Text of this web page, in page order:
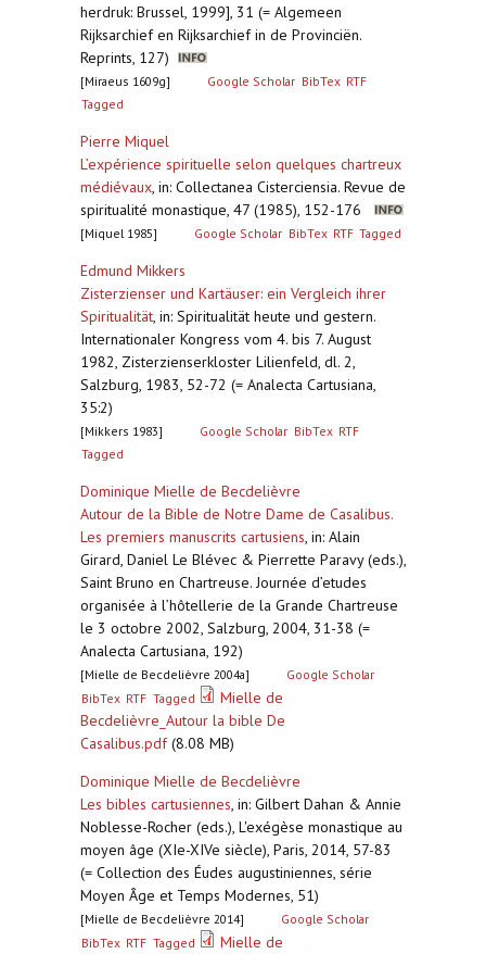
herdruk: Brussel, 1999], 31 (= Algemeen
Rijksarchief en Rijksarchief in de Provinciën.
Reprints, 127)
[Miraeus 1609g] Google Scholar BibTex RTF
Tagged
Pierre Miquel
L’expérience spirituelle selon quelques chartreux
médiévaux, in: Collectanea Cisterciensia. Revue de
spiritualité monastique, 47 (1985), 152-176
[Miquel 1985] Google Scholar BibTex RTF Tagged
Edmund Mikkers
Zisterzienser und Kartäuser: ein Vergleich ihrer
Spiritualität, in: Spiritualität heute und gestern.
Internationaler Kongress vom 4. bis 7. August
1982, Zisterzienserkloster Lilienfeld, dl. 2,
Salzburg, 1983, 52-72 (= Analecta Cartusiana,
35:2)
[Mikkers 1983] Google Scholar BibTex RTF
Tagged
Dominique Mielle de Becdelièvre
Autour de la Bible de Notre Dame de Casalibus.
Les premiers manuscrits cartusiens, in: Alain
Girard, Daniel Le Blévec & Pierrette Paravy (eds.),
Saint Bruno en Chartreuse. Journée d’etudes
organisée à l’hôtellerie de la Grande Chartreuse
le 3 octobre 2002, Salzburg, 2004, 31-38 (=
Analecta Cartusiana, 192)
[Mielle de Becdelièvre 2004a]
Google Scholar
BibTex RTF Tagged
Mielle de
Becdelièvre_Autour la bible De
Casalibus.pdf(8.08 MB)
Dominique Mielle de Becdelièvre
Les bibles cartusiennes, in: Gilbert Dahan & Annie
Noblesse-Rocher (eds.), L'exégèse monastique au
moyen âge (XIe-XIVe siècle), Paris, 2014, 57-83
(= Collection des Éudes augustiniennes, série
Moyen Âge et Temps Modernes, 51)
[Mielle de Becdelièvre 2014]
Google Scholar
BibTex RTF Tagged
Mielle de